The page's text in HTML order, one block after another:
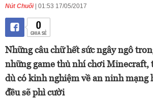
Nút Chuối | 01:53 17/05/2017
0
CHIA SẺ
Những câu chữ hết sức ngây ngô
những game thủ nhí chơi Minecraft,
dù có kinh nghiệm về an ninh mạng
đều sẽ phì cười